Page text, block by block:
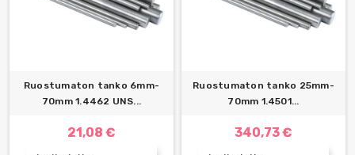
Ruostumaton tanko 6mm-
70mm 1.4462 UNS...
21,08 €
Ruostumaton tanko 25mm-
70mm 1.4501...
340,73 €